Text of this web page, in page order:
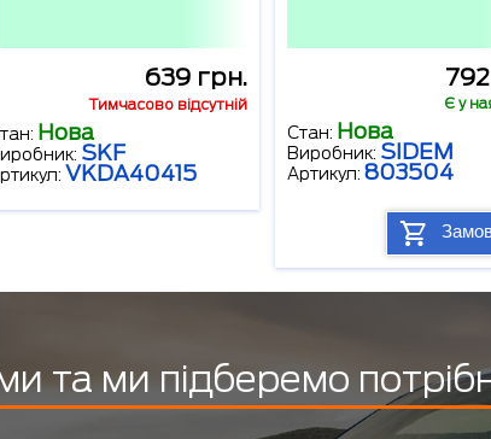
639 грн.
Тимчасово відсутній
Нова
SKF
VKDA40415
Є у
Стан: Нова
Виробник: SIDEM
Артикул: 803504
та ми підберемо